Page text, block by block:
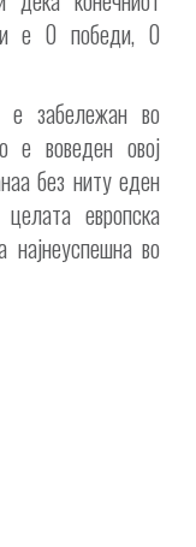
е 0 победи, 0
забележан во
е воведен овој
без ниту еден
европска
во